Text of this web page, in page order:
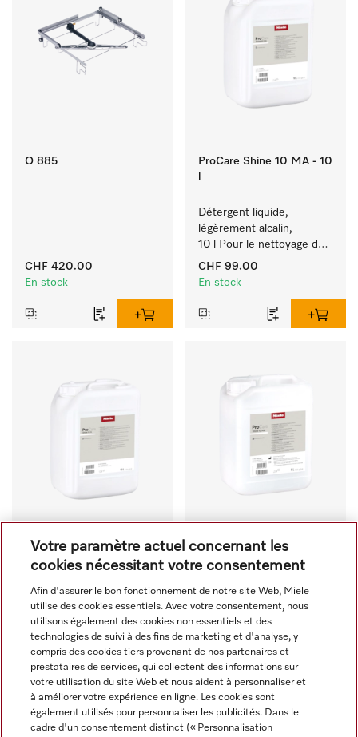
O 885
CHF 420.00
En stock
ProCare Shine 10 MA - 10
Détergent liquide,
légèrement alcalin,
10 l Pour le nettoyage des
salissures légères sur
vaisselle, couverts et
CHF 99.00
En stock
ProCare Shine 10 A - 10 l
Détergent liquide, alcalin,
10 l Pour le nettoyage des
salissures organiques sur
vaisselle, couverts et
verres.
CHF 80.00
En stock
ProCare Shine 10 MA - 5 l
Détergent liquide,
faiblement alcalin, 5 l Pour
le nettoyage des
salissures légères sur
vaisselle, couverts et
verres.
CHF 54.00
En stock
Votre paramètre actuel concernant les
cookies nécessitant votre consentement
Afin d'assurer le bon fonctionnement de notre site Web, Miele
utilise des cookies essentiels. Avec votre consentement, nous
utilisons également des cookies non essentiels et des
technologies de suivi à des fins de marketing et d'analyse, y
compris des cookies tiers provenant de nos partenaires et
prestataires de services, qui collectent des informations sur
votre utilisation du site Web et nous aident à personnaliser et
à améliorer votre expérience en ligne. Les cookies sont
également utilisés pour personnaliser les publicités. Dans le
cadre d'un consentement distinct (« Personnalisation